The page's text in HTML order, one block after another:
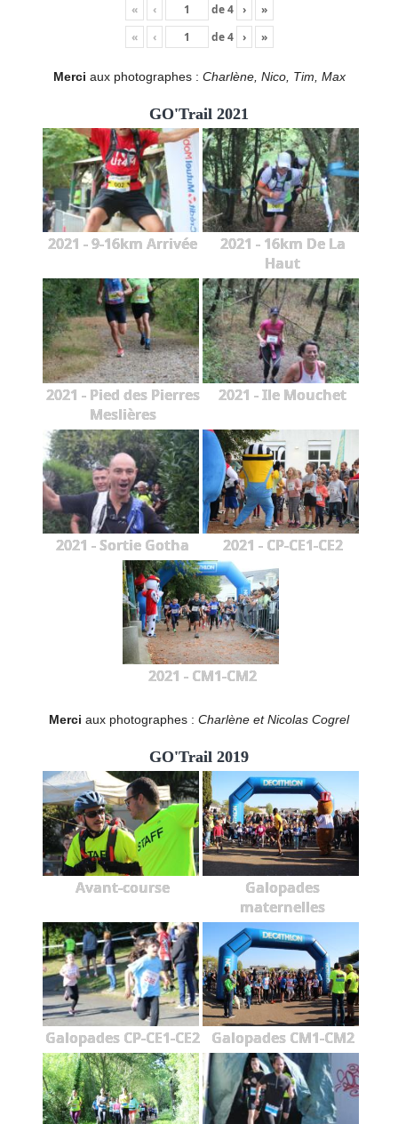
« ‹ de4 ›
»
«
‹ de4 › »
Merci aux photographes : Charlène, Nico, Tim, Max
GO'Trail 2021
2021 - 9-16km Arrivée
2021 - 16km De La
Haut
2021 - Pied des Pierres
Meslières
2021 - Ile Mouchet
2021 - Sortie Gotha 2021 - CP-CE1-CE2
2021 - CM1-CM2
Merci aux photographes : Charlène et Nicolas Cogrel
GO'Trail 2019
Avant-course
Galopades
maternelles
Galopades CP-CE1-CE2 Galopades CM1-CM2